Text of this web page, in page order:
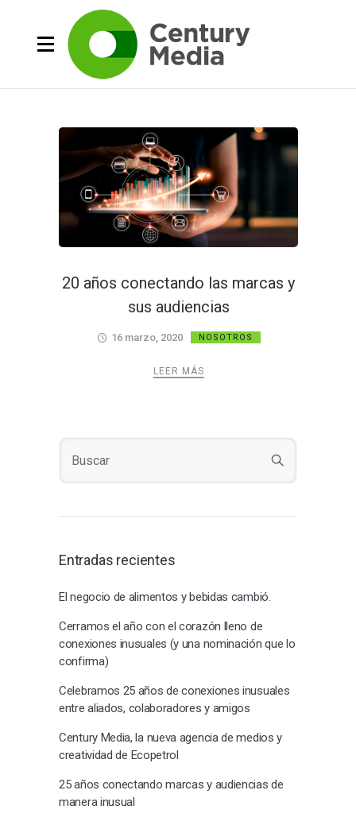
20 años conectando las marcas y
sus audiencias
16 marzo, 2020 NOSOTROS
LEER MÁS
Entradas recientes
El negocio de alimentos y bebidas cambió.
Cerramos el año con el corazón lleno de
conexiones inusuales (y una nominación que lo
confirma)
Celebramos 25 años de conexiones inusuales
entre aliados, colaboradores y amigos
Century Media, la nueva agencia de medios y
creatividad de Ecopetrol
25 años conectando marcas y audiencias de
manera inusual